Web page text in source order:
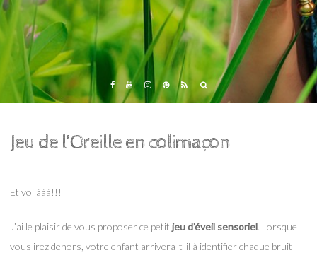
Jeu de l’Oreille en colimaçon
Et voilààà!!!
J’ai le plaisir de vous proposer ce petit jeu d’éveil sensoriel. Lorsque
vous irez dehors, votre enfant arrivera-t-il à identifier chaque bruit